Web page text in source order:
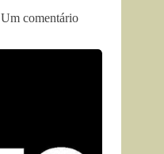
Um comentário